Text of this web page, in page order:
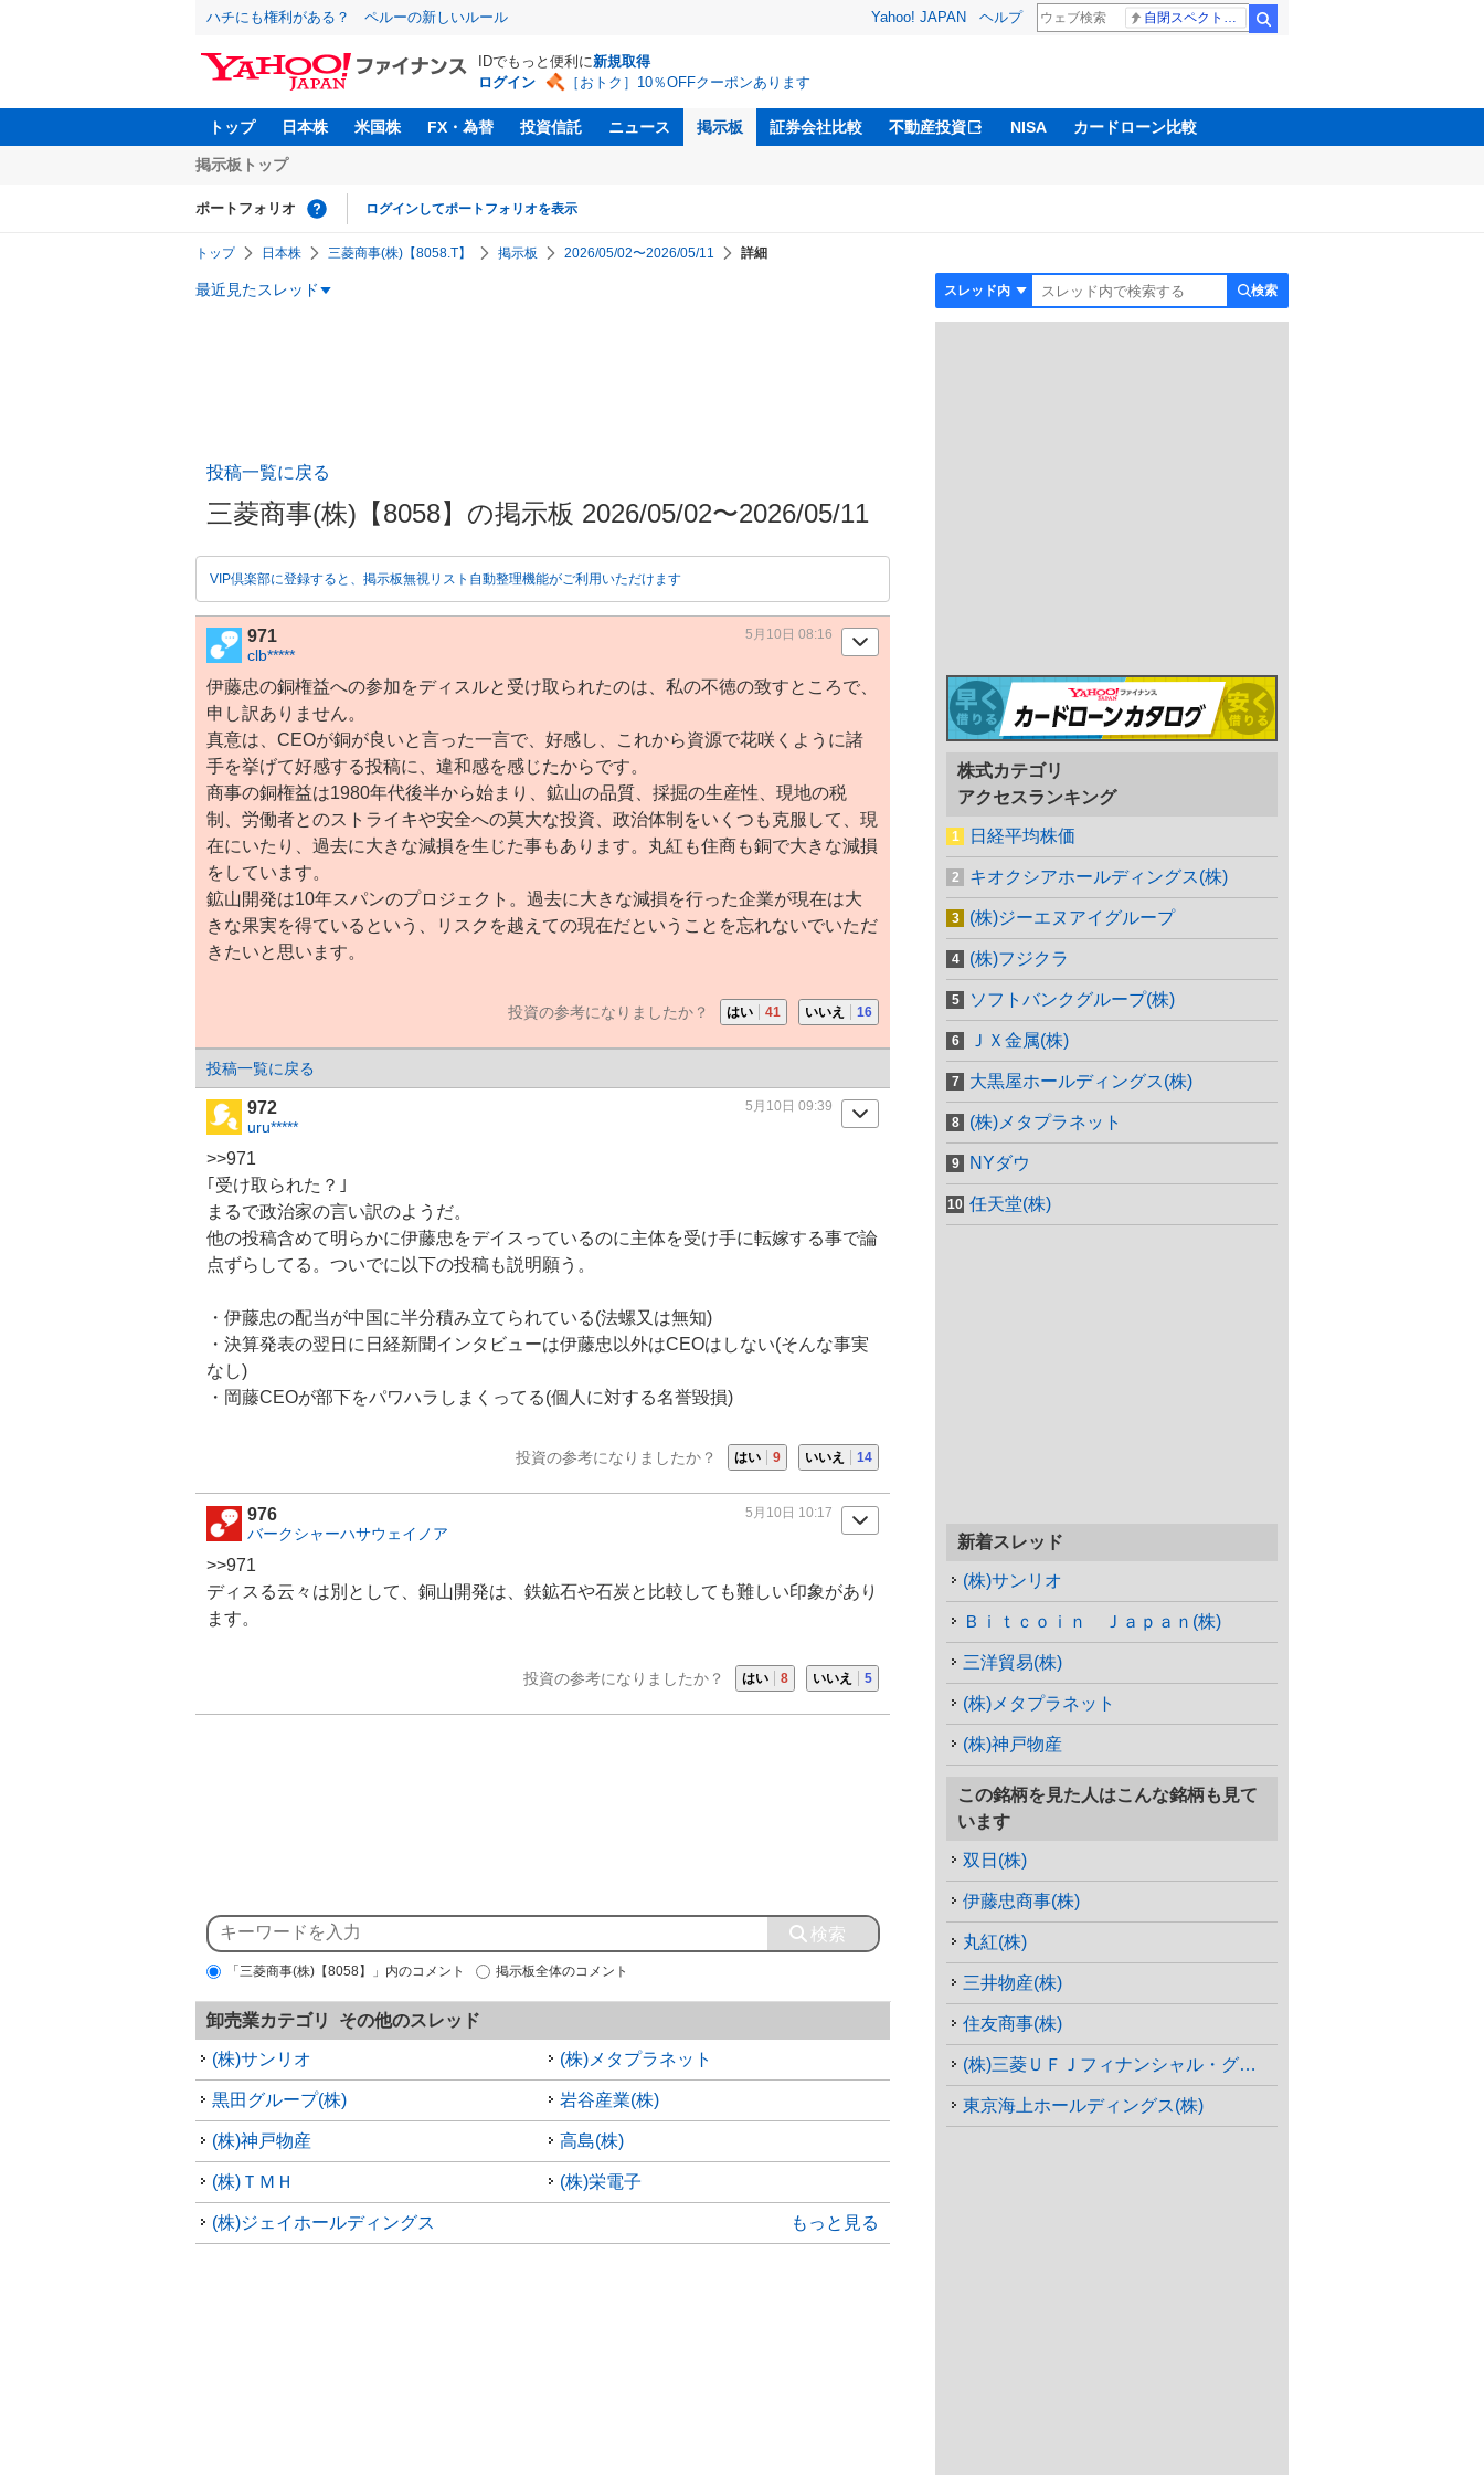
ハチにも権利がある？ ペルーの新しいルール Yahoo! JAPAN ヘルプ
IDでもっと便利に新規取得
ログイン
［おトク］10％OFFクーポンあります
トップ 日本株 米国株 FX・為替 投資信託 ニュース 掲示板 証券会社比較 不動産投資 NISA カードローン比較
掲示板トップ
ポートフォリオ ログインしてポートフォリオを表示
トップ 日本株 三菱商事(株)【8058.T】 掲示板 2026/05/02〜2026/05/11 詳細
最近見たスレッド 検索
投稿一覧に戻る
三菱商事(株)【8058】の掲示板 2026/05/02〜2026/05/11
VIP倶楽部に登録すると、掲示板無視リスト自動整理機能がご利用いただけます
971
clb*****
5月10日 08:16
伊藤忠の銅権益への参加をディスルと受け取られたのは、私の不徳の致すところで、
申し訳ありません。
真意は、CEOが銅が良いと言った一言で、好感し、これから資源で花咲くように諸
手を挙げて好感する投稿に、違和感を感じたからです。
商事の銅権益は1980年代後半から始まり、鉱山の品質、採掘の生産性、現地の税
制、労働者とのストライキや安全への莫大な投資、政治体制をいくつも克服して、現
在にいたり、過去に大きな減損を生じた事もあります。 丸紅 も住商も銅で大きな減損
をしています。
鉱山開発は10年スパンのプロジェクト。過去に大きな減損を行った企業が現在は大
きな果実を得ているという、リスクを越えての現在だということを忘れないでいただ
きたいと思います。
投資の参考になりましたか？ はい 41 いいえ 16
投稿一覧に戻る
972
uru*****
5月10日 09:39
>>971
｢受け取られた？｣
まるで政治家の言い訳のようだ。
他の投稿含めて明らかに伊藤忠 をデイスっているのに主体を受け手に転嫁する事で論
点ずらしてる。ついでに以下の投稿も説明願う。
・伊藤忠の配当が中国 に半分積み立てられている(法螺又は無知)
・決算発表の翌日に日経新聞インタビューは伊藤忠以外はCEOはしない(そんな事実
なし)
・岡藤CEOが部下をパワハラしまくってる(個人に対する名誉毀損)
投資の参考になりましたか？ はい 9 いいえ 14
976
バークシャーハサウェイノア
5月10日 10:17
>>971
ディスる云々は別として、銅山開発は、鉄鉱石や石炭と比較しても難しい印象があり
ます。
投資の参考になりましたか？ はい 8 いいえ 5
「三菱商事(株)【8058】」内のコメント 掲示板全体のコメント
卸売業カテゴリ その他のスレッド
(株)サンリオ (株)メタプラネット
黒田グループ(株) 岩谷産業(株)
(株)神戸物産 高島(株)
(株)ＴＭＨ (株)栄電子
(株)ジェイホールディングス もっと見る
株式カテゴリ
アクセスランキング
日経平均株価
キオクシアホールディングス(株)
(株)ジーエヌアイグループ
(株)フジクラ
ソフトバンクグループ(株)
ＪＸ金属(株)
大黒屋ホールディングス(株)
(株)メタプラネット
NYダウ
任天堂(株)
新着スレッド
(株)サンリオ
Ｂｉｔｃｏｉｎ Ｊａｐａｎ(株)
三洋貿易(株)
(株)メタプラネット
(株)神戸物産
この銘柄を見た人はこんな銘柄も見て
います
双日(株)
伊藤忠商事(株)
丸紅(株)
三井物産(株)
住友商事(株)
(株)三菱ＵＦＪフィナンシャル・グループ
東京海上ホールディングス(株)